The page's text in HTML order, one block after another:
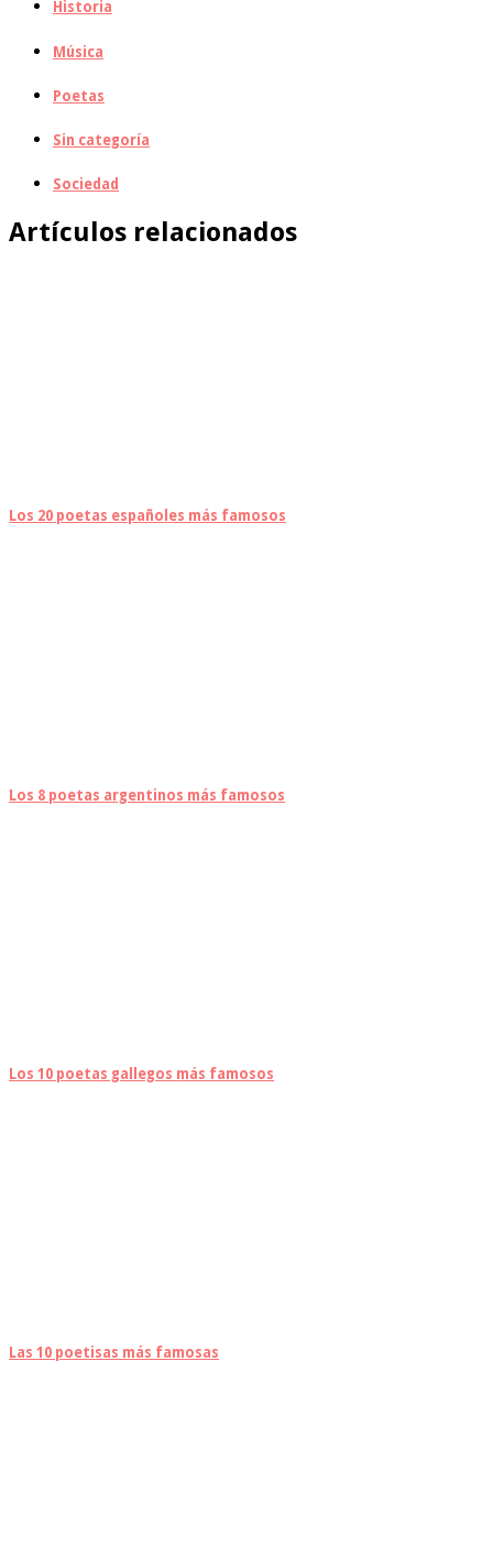
Historia
Música
Poetas
Sin categoría
Sociedad
Artículos relacionados
Los 20 poetas españoles más famosos
Los 8 poetas argentinos más famosos
Los 10 poetas gallegos más famosos
Las 10 poetisas más famosas